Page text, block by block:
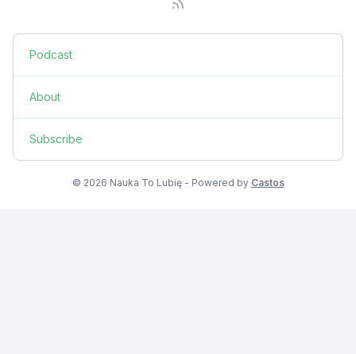
Podcast
About
Subscribe
© 2026 Nauka To Lubię - Powered by Castos